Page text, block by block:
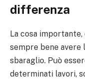
differenza
La cosa
sempre bene avere
sbaraglio. Può
determinati lavori,